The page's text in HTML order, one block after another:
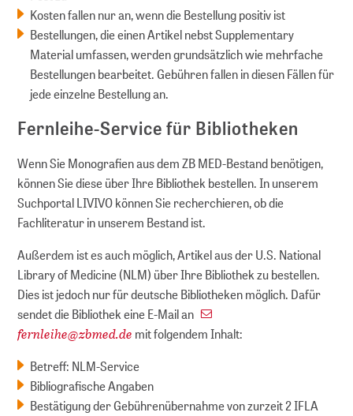
Kosten fallen nur an, wenn die Bestellung positiv ist
Bestellungen, die einen Artikel nebst Supplementary
Material umfassen, werden grundsätzlich wie mehrfache
Bestellungen bearbeitet. Gebühren fallen in diesen Fällen für
jede einzelne Bestellung an.
Fernleihe-Service für Bibliotheken
Wenn Sie Monografien aus dem ZB MED-Bestand benötigen,
können Sie diese über Ihre Bibliothek bestellen. In unserem
Suchportal LIVIVO können Sie recherchieren, ob die
Fachliteratur in unserem Bestand ist.
Außerdem ist es auch möglich, Artikel aus der U.S. National
Library of Medicine (NLM) über Ihre Bibliothek zu bestellen.
Dies ist jedoch nur für deutsche Bibliotheken möglich. Dafür
sendet die Bibliothek eine E-Mail an
fernleihe@zbmed.de mit folgendem Inhalt:
Betreff: NLM-Service
Bibliografische Angaben
Bestätigung der Gebührenübernahme von zurzeit 2 IFLA